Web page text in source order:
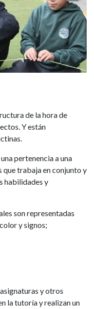
de la hora de
Y están
pertenencia a una
que trabaja en conjunto y
habilidades y
son representadas
y signos;
y otros
la tutoría y realizan un